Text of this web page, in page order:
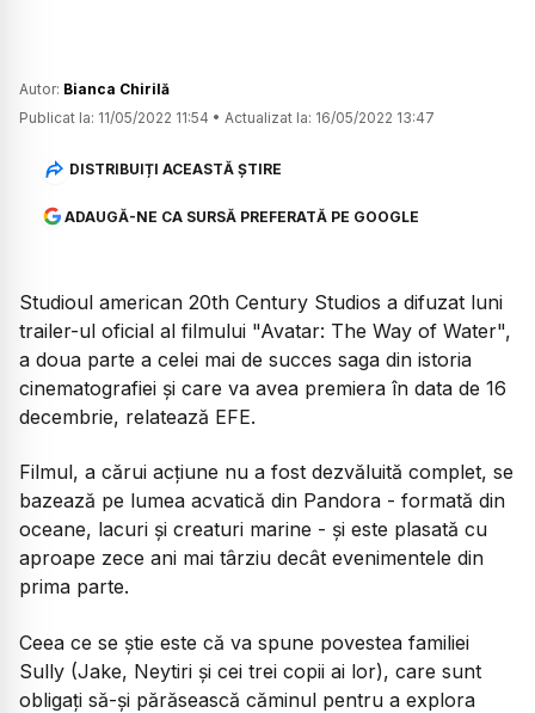
Autor: Bianca Chirilă
Publicat la: 11/05/2022 11:54 • Actualizat la: 16/05/2022 13:47
DISTRIBUIȚI ACEASTĂ ȘTIRE
ADAUGĂ-NE CA SURSĂ PREFERATĂ PE GOOGLE
Studioul american 20th Century Studios a difuzat luni
trailer-ul oficial al filmului "Avatar: The Way of Water",
a doua parte a celei mai de succes saga din istoria
cinematografiei şi care va avea premiera în data de 16
decembrie, relatează EFE.
Filmul, a cărui acţiune nu a fost dezvăluită complet, se
bazează pe lumea acvatică din Pandora - formată din
oceane, lacuri şi creaturi marine - şi este plasată cu
aproape zece ani mai târziu decât evenimentele din
prima parte.
Ceea ce se ştie este că va spune povestea familiei
Sully (Jake, Neytiri şi cei trei copii ai lor), care sunt
obligaţi să-şi părăsească căminul pentru a explora